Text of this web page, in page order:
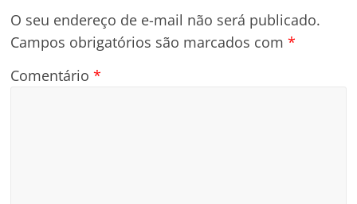
O seu endereço de e-mail não será publicado.
Campos obrigatórios são marcados com*
Comentário*